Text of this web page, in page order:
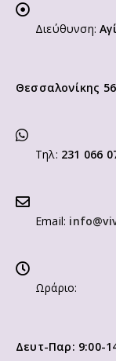
Διεύθυνση:
Θεσσαλονίκης
Τηλ: 231 066
Email:
Ωράριο:
Δευτ-Παρ: 9:00-